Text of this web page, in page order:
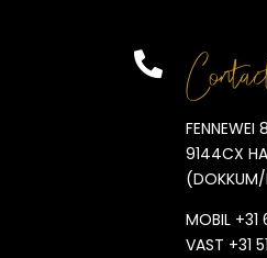

FENNEWEI 8
9144CX
(DOKKUM/
MOBIL
VAST +31